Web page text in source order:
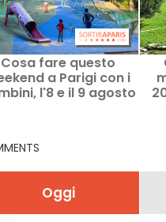
Cosa fare questo
a Parigi con i
l'8 e il 9 agosto
Oggi